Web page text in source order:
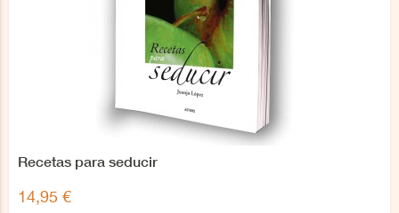
Recetas para seducir
14,95 €